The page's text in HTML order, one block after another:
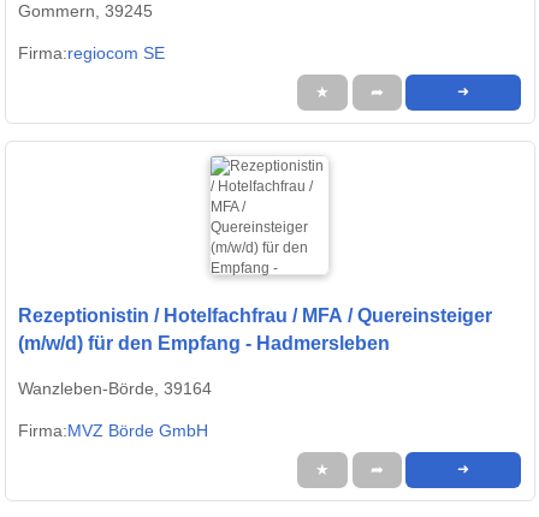
Gommern, 39245
Firma:regiocom SE
★ ➦ ➜
Rezeptionistin / Hotelfachfrau / MFA / Quereinsteiger
(m/w/d) für den Empfang - Hadmersleben
Wanzleben-Börde, 39164
Firma:MVZ Börde GmbH
★ ➦ ➜